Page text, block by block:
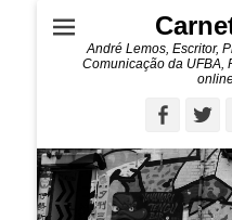
André Lemos, Escritor,
Comunicação da UFBA,